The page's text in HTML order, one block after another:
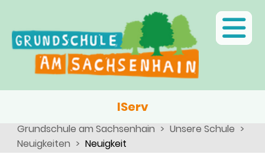
IServ
Grundschule am Sachsenhain
Unsere Schule
Neuigkeiten
Neuigkeit
Kinder
Eltern
Schulsozialarbeit
Schulseelsorge
Angebote, Projekte, Aktionen, Arbeitsgemeinschaften